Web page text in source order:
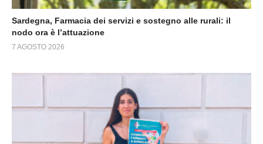
Sardegna, Farmacia dei servizi e sostegno alle rurali: il
nodo ora è l’attuazione
7 AGOSTO 2026